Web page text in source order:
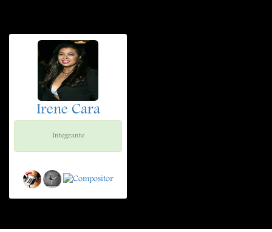
Irene Cara
Integrante